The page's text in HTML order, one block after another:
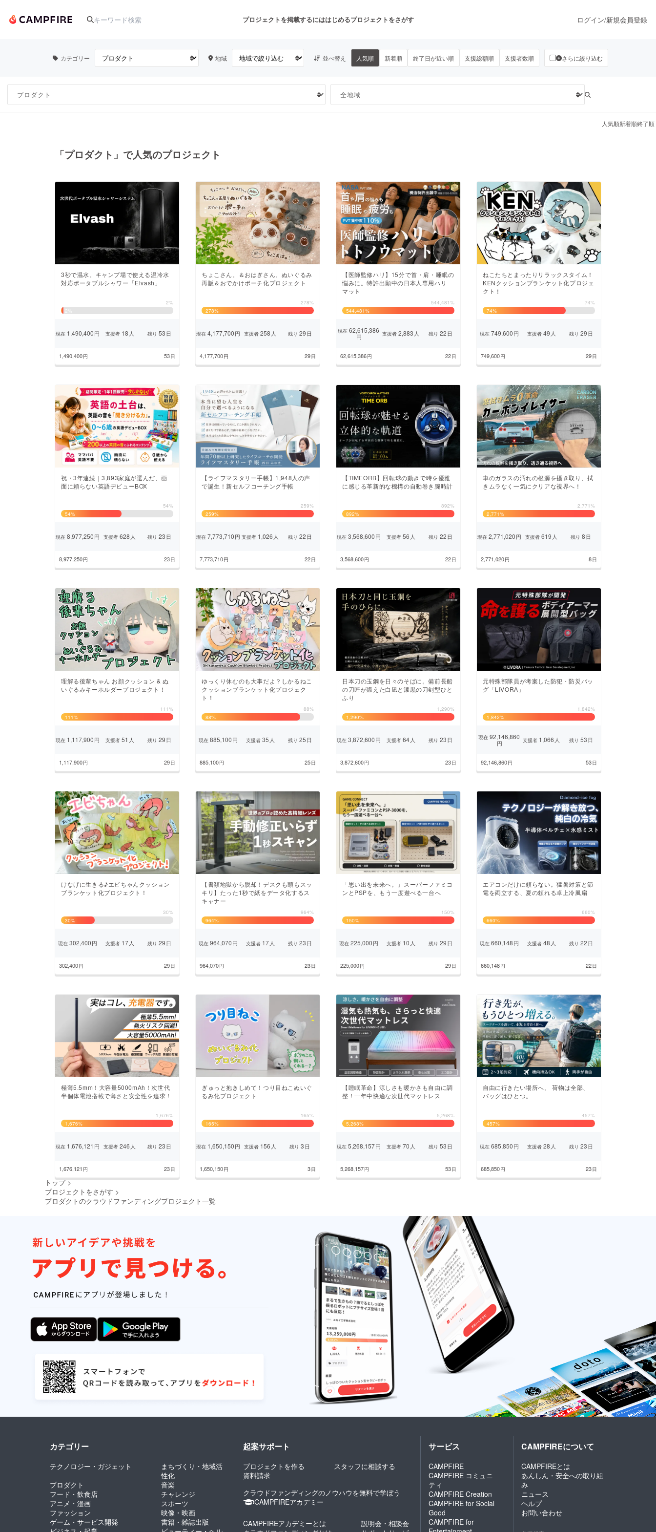
プロジェクトを掲載するにははじめるプロジェクトをさがす
人気のプロジェクト注目のリターン注目の新着プロジェクト募集終了が近いプロジェクトもうすぐ公開されます
ビジネス・起業 チャレンジ ビューティー・ヘルスケア ソーシャルグッド
まちづくり・地域活性化
CAMPFIRE for Social Good CAMPFIRE Creation
CAMPFIREふるさと納税
machi-yaコミュニティ
ログイン/新規会員登録
カテゴリー 地域 並べ替え 人気順 新着順 終了日が近い順 支援総額順 支援者数順 さらに絞り込む
人気順新着順終了順
「プロダクト」で人気のプロジェクト
3秒で温水。キャンプ場で使える温冷水
対応ポータブルシャワー「Elvash」
2%
2
現在1,490,400円 支援者18 人 残り 53日
1,490,400円 53日
ちょこさん。＆おはぎさん。ぬいぐるみ
再販＆おでかけポーチ化プロジェクト
278%
278%
現在4,177,700円 支援者 258 人 残り 29日
4,177,700円 29日
【医師監修ハリ】15分で首・肩・睡眠の
悩みに。特許出願中の日本人専用ハリ
マット
544,481%
544,481%
現在 62,615,386
円 支援者 2,883 人 残り 22日
62,615,386円 22日
ねこたちとまったりリラックスタイム！
KENクッションブランケット化プロジェ
クト！
74%
74%
現在749,600円 支援者49 人 残り 29日
749,600円 29日
祝・3年連続｜3,893家庭が選んだ、画
面に頼らない英語デビューBOX
54%
54%
現在8,977,250円 支援者 628 人 残り 23日
8,977,250円 23日
【ライフマスタリー手帳】1,948人の声
で誕生！新セルフコーチング手帳
259%
259%
現在7,773,710円 支援者 1,026 人 残り 22日
7,773,710円 22日
【TIMEORB】回転球の動きで時を優雅
に感じる革新的な機構の自動巻き腕時計
892%
892%
現在3,568,600円 支援者56 人 残り 22日
3,568,600円 22日
車のガラスの汚れの根源を掻き取り、拭
きムラなく一気にクリアな視界へ！
2,771%
2,771%
現在2,771,020円 支援者 619 人 残り 8日
2,771,020円 8日
理解る後輩ちゃん お顔クッション & ぬ
いぐるみキーホルダープロジェクト！
111%
111%
現在1,117,900円 支援者51 人 残り 29日
1,117,900円 29日
ゆっくり休むのも大事だよ？しかるねこ
クッションブランケット化プロジェク
ト！
88%
88%
現在885,100円 支援者35 人 残り 25日
885,100円 25日
日本刀の玉鋼を日々のそばに。備前長船
の刀匠が鍛えた白凪と漆黒の刀剣型ひと
ふり
1,290%
1,290%
現在3,872,600円 支援者64 人 残り 23日
3,872,600円 23日
元特殊部隊員が考案した防犯・防災バッ
グ「LIVORA」
1,842%
1,842%
現在 92,146,860
円 支援者 1,066 人 残り 53日
92,146,860円 53日
けなげに生きる♪エビちゃんクッション
ブランケット化プロジェクト！
30%
30%
現在302,400円 支援者17 人 残り 29日
302,400円 29日
【書類地獄から脱却！デスクも頭もスッ
キリ】たった1秒で紙をデータ化するス
キャナー
964%
964%
現在964,070円 支援者17 人 残り 23日
964,070円 23日
「思い出を未来へ。」スーパーファミコ
ンとPSPを、もう一度遊べる一台へ
150%
150%
現在225,000円 支援者10 人 残り 29日
225,000円 29日
エアコンだけに頼らない。猛暑対策と節
電を両立する、夏の頼れる卓上冷風扇
660%
660%
現在660,148円 支援者48 人 残り 22日
660,148円 22日
極薄5.5mm！大容量5000mAh！次世代
半個体電池搭載で薄さと安全性を追求！
1,676%
1,676%
現在1,676,121 円 支援者 246 人 残り 23日
1,676,121 円 23日
ぎゅっと抱きしめて！つり目ねこぬいぐ
るみ化プロジェクト
165%
165%
現在1,650,150円 支援者 156 人 残り 3日
1,650,150円 3日
【睡眠革命】涼しさも暖かさも自由に調
整！一年中快適な次世代マットレス
5,268%
5,268%
現在5,268,157円 支援者70 人 残り 53日
5,268,157円 53日
自由に行きたい場所へ。 荷物は全部、
バッグはひとつ。
457%
457%
現在685,850円 支援者28 人 残り 23日
685,850円 23日
トップ >
プロジェクトをさがす >
プロダクトのクラウドファンディングプロジェクト一覧
4
カテゴリー
テクノロジー・ガジェット
まちづくり・地域活
性化
プロダクト
音楽
フード・飲食店
チャレンジ
アニメ・漫画
スポーツ
ファッション
映像・映画
ゲーム・サービス開発
書籍・雑誌出版
起案サポート
プロジェクトを作る
スタッフに相談する
資料請求
クラウドファンディングのノウハウを無料で学ぼう
CAMPFIREアカデミー
CAMPFIREアカデミーとは
説明会・相談会
サービス
CAMPFIRE
CAMPFIRE コミュニ
ティ
CAMPFIRE Creation
CAMPFIRE for Social
Good
CAMPFIRE for
CAMPFIREについて
CAMPFIREとは
あんしん・安全への取り組
み
ニュース
ヘルプ
お問い合わせ